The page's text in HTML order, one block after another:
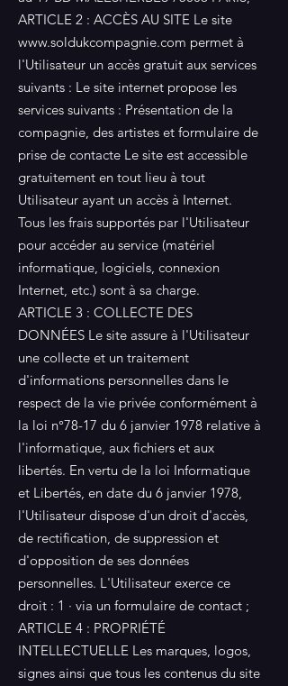
ARTICLE 2 : ACCÈS AU SITE Le site
www.soldukcompagnie.com permet à
l'Utilisateur un accès gratuit aux services
suivants : Le site internet propose les
services suivants : Présentation de la
compagnie, des artistes et formulaire de
prise de contacte Le site est accessible
gratuitement en tout lieu à tout
Utilisateur ayant un accès à Internet.
Tous les frais supportés par l'Utilisateur
pour accéder au service (matériel
informatique, logiciels, connexion
Internet, etc.) sont à sa charge.
ARTICLE 3 : COLLECTE DES
DONNÉES Le site assure à l'Utilisateur
une collecte et un traitement
d'informations personnelles dans le
respect de la vie privée conformément à
la loi n°78-17 du 6 janvier 1978 relative à
l'informatique, aux fichiers et aux
libertés. En vertu de la loi Informatique
et Libertés, en date du 6 janvier 1978,
l'Utilisateur dispose d'un droit d'accès,
de rectification, de suppression et
d'opposition de ses données
personnelles. L'Utilisateur exerce ce
droit : 1 · via un formulaire de contact ;
ARTICLE 4 : PROPRIÉTÉ
INTELLECTUELLE Les marques, logos,
signes ainsi que tous les contenus du site